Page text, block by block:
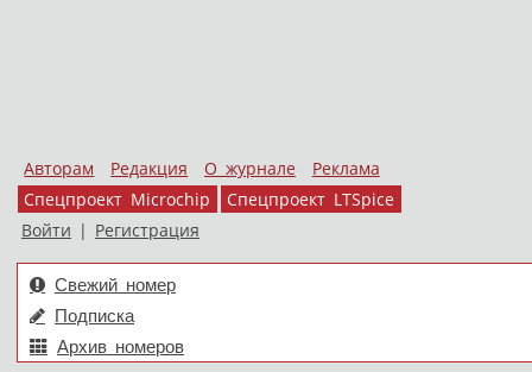
Авторам Редакция О журнале
Реклама
Спецпроект Microchip
Спецпроект LTSpice
Войти | Регистрация
Свежий номер
Подписка
Архив номеров